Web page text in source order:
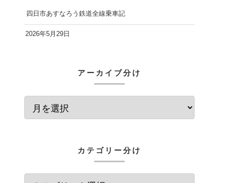
四日市あすなろう鉄道全線乗車記
2026年5月29日
アーカイブ分け
カテゴリー分け